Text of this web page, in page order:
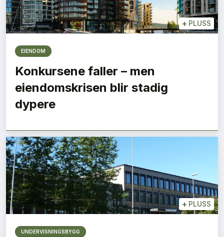
+ PLUSS
EIENDOM
Konkursene faller – men
eiendomskrisen blir stadig
dypere
+ PLUSS
UNDERVISNINGSBYGG